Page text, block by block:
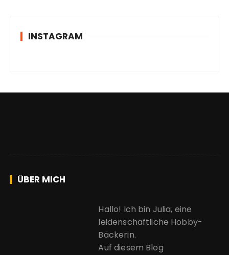
INSTAGRAM
ÜBER MICH
Hallo! Ich bin Julia, eine
leidenschaftliche Hobby-
Bäckerin.
Auf diesem Blog